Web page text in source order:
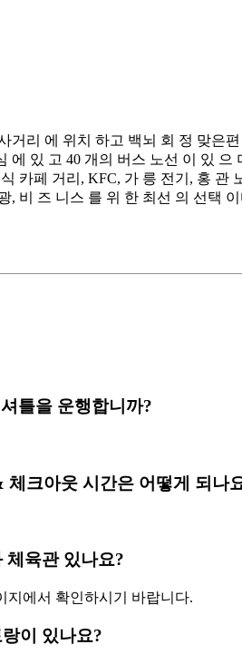
거리 에 위치 하고 백뇌 회 정 맞은
있 고 40 개의 버스 노선 이 있
카페 거리, KFC, 가 릉 전기, 홍 관
, 비 즈 니스 를 위 한 최선 의 선택 이
틀을 운행합니까?
체크아웃 시간은 어떻게 되나
체육관 있나요?
지에서 확인하시기 바랍니다.
이 있나요?